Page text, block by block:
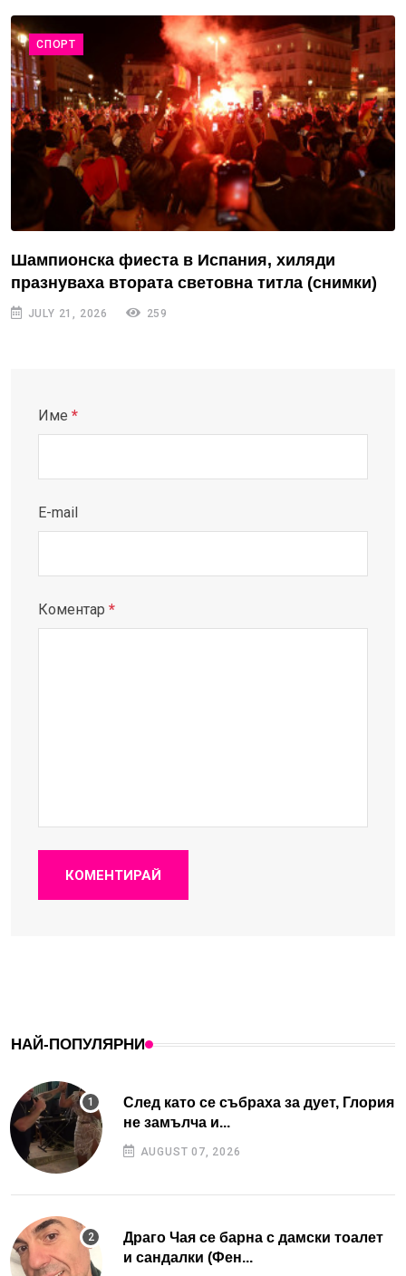
СПОРТ
Шампионска фиеста в Испания, хиляди
празнуваха втората световна титла (снимки)
JULY 21, 2026 259
Име *
E-mail
Коментар *
КОМЕНТИРАЙ
НАЙ-ПОПУЛЯРНИ
След като се събраха за дует, Глория
не замълча и...
AUGUST 07, 2026
Драго Чая се барна с дамски тоалет
и сандалки (Фен...